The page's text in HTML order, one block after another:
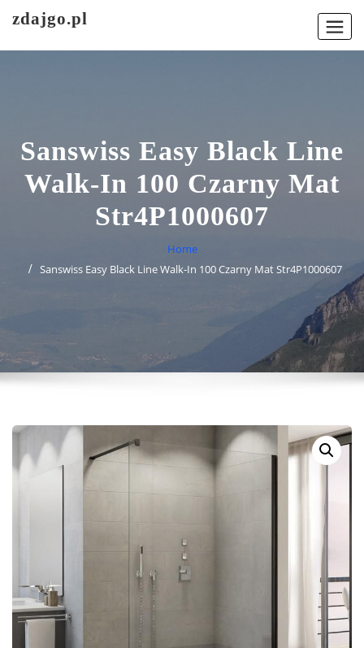
zdajgo.pl
Sanswiss Easy Black Line
Walk-In 100 Czarny Mat
Str4P1000607
Home
Sanswiss Easy Black Line Walk-In 100 Czarny Mat Str4P1000607